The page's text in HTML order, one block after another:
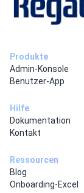
Produkte
Admin-Konsole
Benutzer-App
Hilfe
Dokumentation
Kontakt
Ressourcen
Blog
Onboarding-Excel